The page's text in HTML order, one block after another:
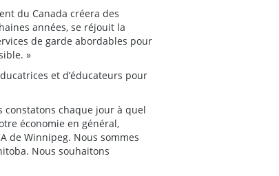
du Canada créera des
années, se réjouit la
de garde abordables pour
»
et d’éducateurs pour
chaque jour à quel
économie en général,
de Winnipeg. Nous sommes
Nous souhaitons